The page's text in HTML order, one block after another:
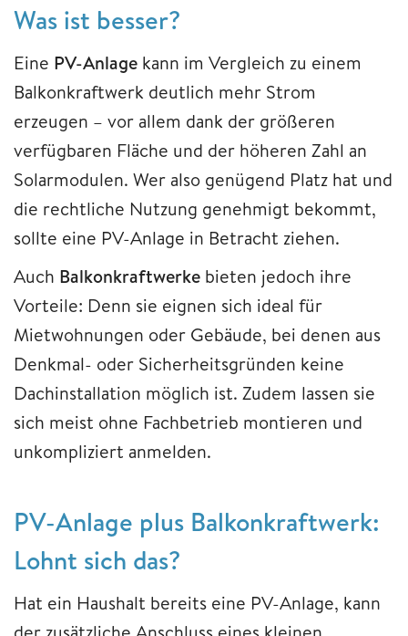
Was ist besser?
Eine PV-Anlage kann im Vergleich zu einem
Balkonkraftwerk deutlich mehr Strom
erzeugen – vor allem dank der größeren
verfügbaren Fläche und der höheren Zahl an
Solarmodulen. Wer also genügend Platz hat und
die rechtliche Nutzung genehmigt bekommt,
sollte eine PV-Anlage in Betracht ziehen.
Auch Balkonkraftwerke bieten jedoch ihre
Vorteile: Denn sie eignen sich ideal für
Mietwohnungen oder Gebäude, bei denen aus
Denkmal- oder Sicherheitsgründen keine
Dachinstallation möglich ist. Zudem lassen sie
sich meist ohne Fachbetrieb montieren und
unkompliziert anmelden.
PV-Anlage plus Balkonkraftwerk:
Lohnt sich das?
Hat ein Haushalt bereits eine PV-Anlage, kann